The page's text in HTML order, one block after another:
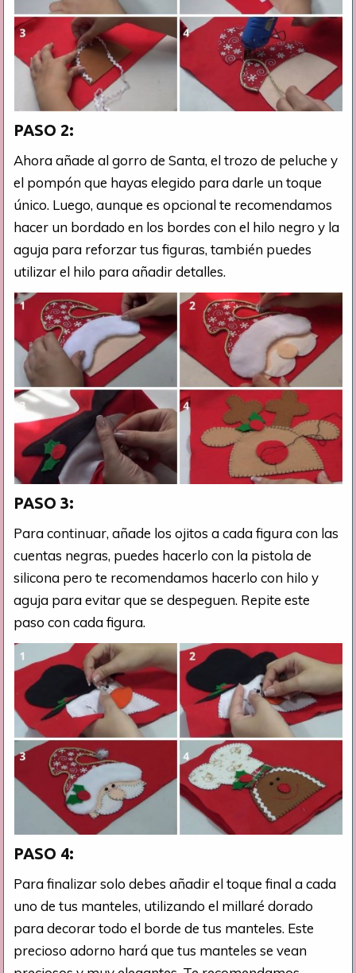
PASO 2:
Ahora añade al gorro de Santa, el trozo de peluche y
el pompón que hayas elegido para darle un toque
único. Luego, aunque es opcional te recomendamos
hacer un bordado en los bordes con el hilo negro y la
aguja para reforzar tus figuras, también puedes
utilizar el hilo para añadir detalles.
PASO 3:
Para continuar, añade los ojitos a cada figura con las
cuentas negras, puedes hacerlo con la pistola de
silicona pero te recomendamos hacerlo con hilo y
aguja para evitar que se despeguen. Repite este
paso con cada figura.
PASO 4:
Para finalizar solo debes añadir el toque final a cada
uno de tus manteles, utilizando el millaré dorado
para decorar todo el borde de tus manteles. Este
precioso adorno hará que tus manteles se vean